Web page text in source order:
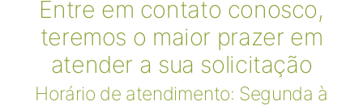
Entre em contato conosco,
teremos o maior prazer em
atender a sua solicitação
Horário de atendimento: Segunda à